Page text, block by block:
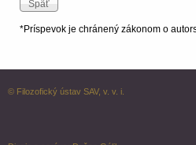
*Príspevok je chránený zákonom o
© Filozofický ústav SAV, v. v. i.